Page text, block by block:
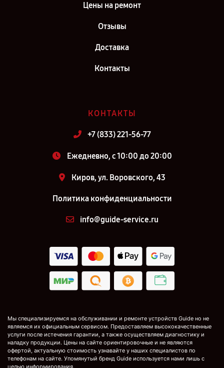
Цены на ремонт
Отзывы
Доставка
Контакты
КОНТАКТЫ
+7 (833) 221-56-77
Ежедневно, с 10:00 до 20:00
Киров, ул. Воровского, 43
Политика конфиденциальности
info@guide-service.ru
Мы специализируемся на обслуживании и ремонте устройств Guide но не
являемся их официальным сервисом. Предоставляем высококачественные
услуги после истечения гарантии, а также осуществляем диагностику и
наладку продукции. Цены на сайте ориентировочные и не являются
офертой, актуальную стоимость узнавайте у наших специалистов по
телефонам на сайте. Упомянутый бренд Guide используется нами лишь с